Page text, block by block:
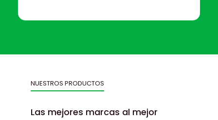
NUESTROS PRODUCTOS
Las mejores marcas al mejor